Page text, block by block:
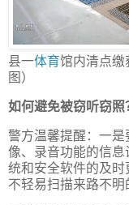
县一体育馆内清点缴
图）
如何避免被窃听窃照
警方温馨提醒：一
像、录音功能的信
统和安全软件的及时
不轻易扫描来路不明